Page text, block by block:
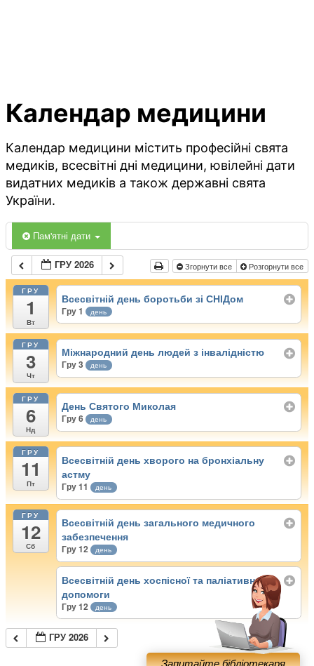
Календар медицини
Календар медицини містить професійні свята
медиків, всесвітні дні медицини, ювілейні дати
видатних медиків а також державні свята
України.
Пам'ятні дати
ГРУ 2026 Згорнути все Розгорнути все
ГРУ
1
Вт
Всесвітній день боротьби зі СНІДом
Гру 1 день
ГРУ
3
Чт
Міжнародний день людей з інвалідністю
Гру 3 день
ГРУ
6
Нд
День Святого Миколая
Гру 6 день
ГРУ
11
Пт
Всесвітній день хворого на бронхіальну
астму
Гру 11 день
ГРУ
12
Сб
Всесвітній день загального медичного
забезпечення
Гру 12 день
Всесвітній день хоспісної та паліативної
допомоги
Гру 12 день
ГРУ 2026